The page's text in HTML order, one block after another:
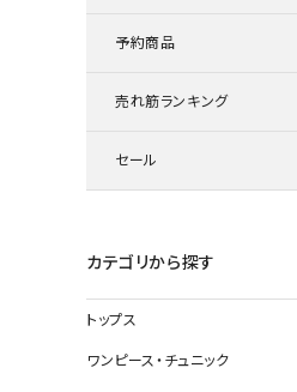
予約商品
売れ筋ランキング
セール
カテゴリから探す
トップス
ワンピース・チュニック